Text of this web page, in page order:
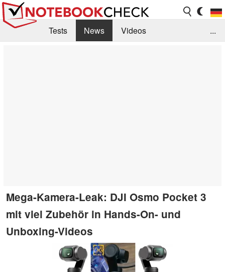
Tests News
Videos
...
Mega-Kamera-Leak: DJI Osmo Pocket 3
mit viel Zubehör in Hands-On- und
Unboxing-Videos